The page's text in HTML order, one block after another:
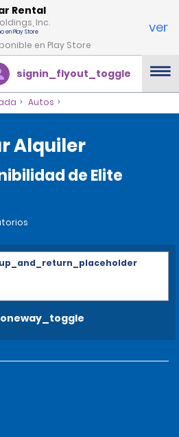
Rental
Inc.
en Play Store
ver
signin_flyout_toggle
Autos
Alquiler
de Elite